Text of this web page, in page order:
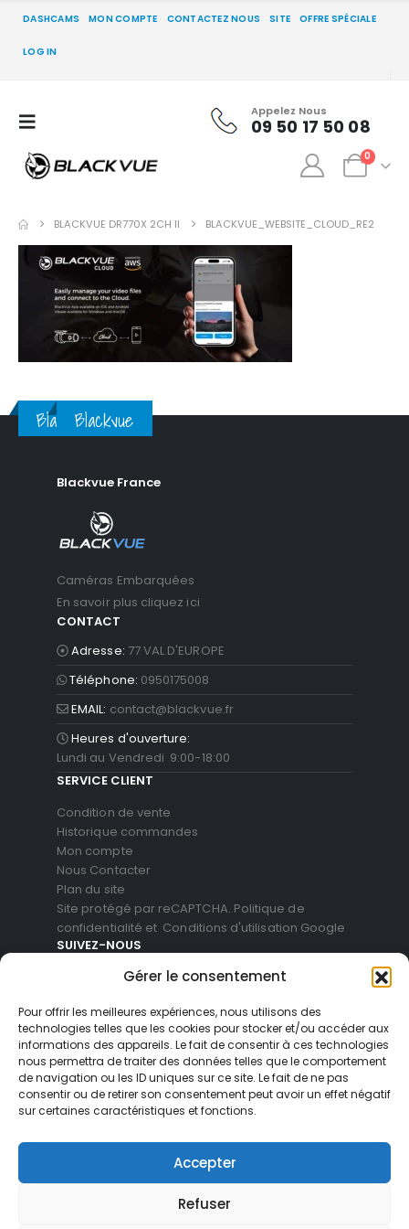
Gérer le consentement
Pour offrir les meilleures expériences, nous utilisons des
technologies telles que les cookies pour stocker et/ou accéder aux
informations des appareils. Le fait de consentir à ces technologies
nous permettra de traiter des données telles que le comportement
de navigation ou les ID uniques sur ce site. Le fait de ne pas
consentir ou de retirer son consentement peut avoir un effet négatif
sur certaines caractéristiques et fonctions.
Accepter
Refuser
DASHCAMS MON COMPTE CONTACTEZ NOUS SITE OFFRE SPÉCIALE
LOG IN
Appelez Nous
09 50 17 50 08
0
BLACKVUE DR770X 2CH II BLACKVUE_WEBSITE_CLOUD_RE2
BlackvueBlackvue
Blackvue France
Caméras Embarquées
En savoir plus cliquez ici
CONTACT
Adresse: 77 VAL D'EUROPE
Téléphone: 0950175008
EMAIL: contact@blackvue.fr
Heures d'ouverture:
Lundi au Vendredi 9:00-18:00
SERVICE CLIENT
Condition de vente
Historique commandes
Mon compte
Nous Contacter
Plan du site
Site protégé par reCAPTCHA. Politique de
confidentialité et Conditions d'utilisation Google
SUIVEZ-NOUS